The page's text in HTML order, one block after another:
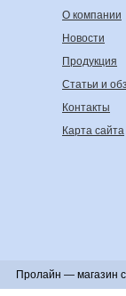
О компании
Новости
Продукция
Статьи и
Контакты
Карта сайта
Пролайн — магазин